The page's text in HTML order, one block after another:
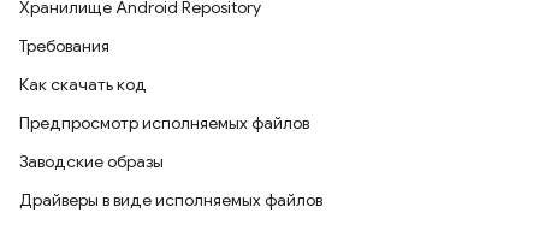
Хранилище Android Repository
Требования
Как скачать код
Предпросмотр исполняемых файлов
Заводские образы
Драйверы в виде исполняемых файлов